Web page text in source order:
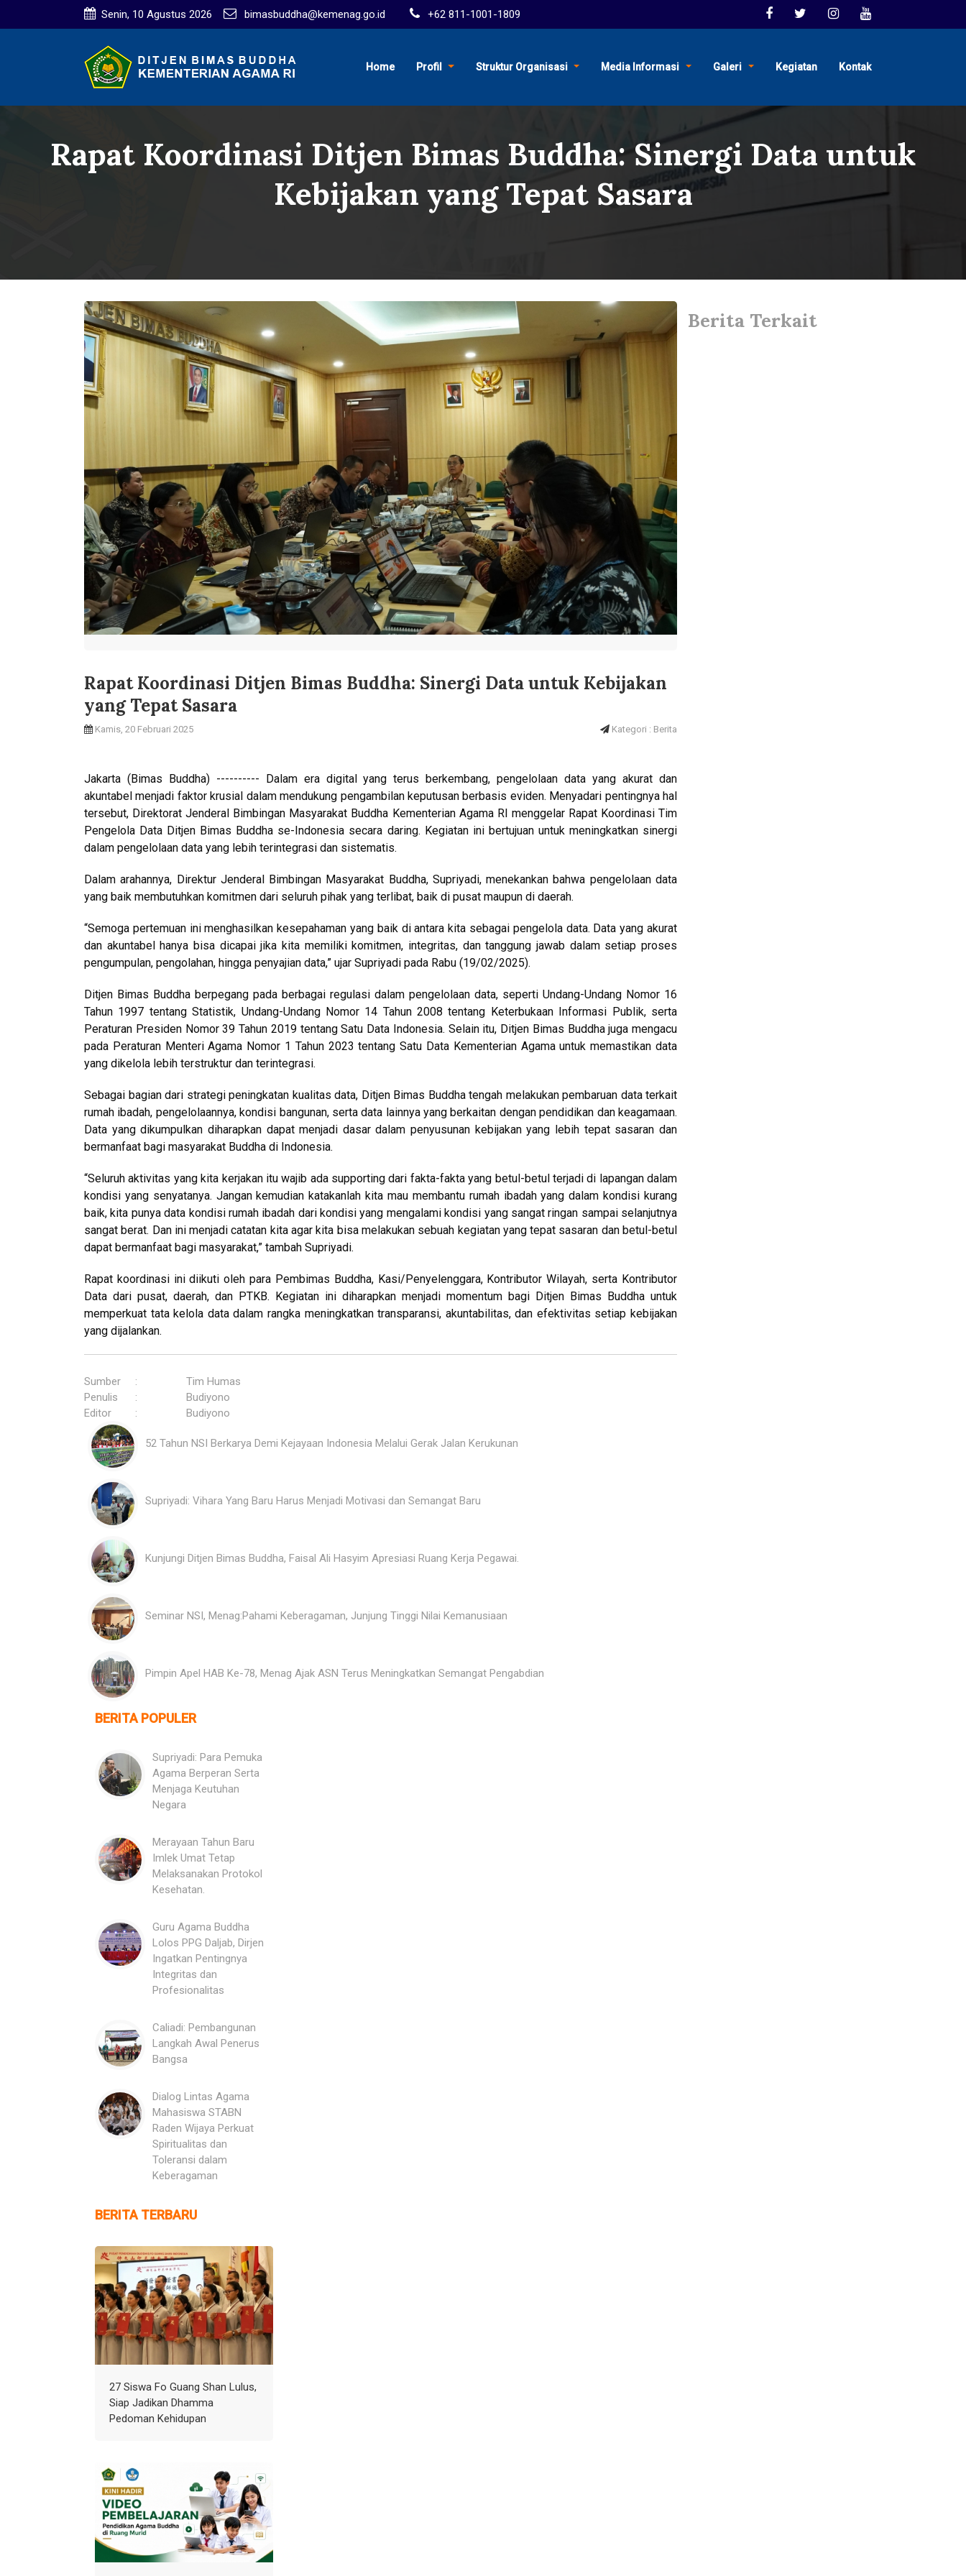
Senin, 10 Agustus 2026 bimasbuddha@kemenag.go.id +62 811-1001-1809
Home Profil Struktur Organisasi Media Informasi Galeri Kegiatan Kontak
Rapat Koordinasi Ditjen Bimas Buddha: Sinergi Data untuk
Kebijakan yang Tepat Sasara
Rapat Koordinasi Ditjen Bimas Buddha: Sinergi Data untuk Kebijakan
yang Tepat Sasara
Kamis, 20 Februari 2025 Kategori : Berita
Jakarta (Bimas Buddha) ---------- Dalam era digital yang terus berkembang, pengelolaan data yang akurat dan
akuntabel menjadi faktor krusial dalam mendukung pengambilan keputusan berbasis eviden. Menyadari pentingnya hal
tersebut, Direktorat Jenderal Bimbingan Masyarakat Buddha Kementerian Agama RI menggelar Rapat Koordinasi Tim
Pengelola Data Ditjen Bimas Buddha se-Indonesia secara daring. Kegiatan ini bertujuan untuk meningkatkan sinergi
dalam pengelolaan data yang lebih terintegrasi dan sistematis.
Dalam arahannya, Direktur Jenderal Bimbingan Masyarakat Buddha, Supriyadi, menekankan bahwa pengelolaan data
yang baik membutuhkan komitmen dari seluruh pihak yang terlibat, baik di pusat maupun di daerah.
“Semoga pertemuan ini menghasilkan kesepahaman yang baik di antara kita sebagai pengelola data. Data yang akurat
dan akuntabel hanya bisa dicapai jika kita memiliki komitmen, integritas, dan tanggung jawab dalam setiap proses
pengumpulan, pengolahan, hingga penyajian data,” ujar Supriyadi pada Rabu (19/02/2025).
Ditjen Bimas Buddha berpegang pada berbagai regulasi dalam pengelolaan data, seperti Undang-Undang Nomor 16
Tahun 1997 tentang Statistik, Undang-Undang Nomor 14 Tahun 2008 tentang Keterbukaan Informasi Publik, serta
Peraturan Presiden Nomor 39 Tahun 2019 tentang Satu Data Indonesia. Selain itu, Ditjen Bimas Buddha juga mengacu
pada Peraturan Menteri Agama Nomor 1 Tahun 2023 tentang Satu Data Kementerian Agama untuk memastikan data
yang dikelola lebih terstruktur dan terintegrasi.
Sebagai bagian dari strategi peningkatan kualitas data, Ditjen Bimas Buddha tengah melakukan pembaruan data terkait
rumah ibadah, pengelolaannya, kondisi bangunan, serta data lainnya yang berkaitan dengan pendidikan dan keagamaan.
Data yang dikumpulkan diharapkan dapat menjadi dasar dalam penyusunan kebijakan yang lebih tepat sasaran dan
bermanfaat bagi masyarakat Buddha di Indonesia.
“Seluruh aktivitas yang kita kerjakan itu wajib ada supporting dari fakta-fakta yang betul-betul terjadi di lapangan dalam
kondisi yang senyatanya. Jangan kemudian katakanlah kita mau membantu rumah ibadah yang dalam kondisi kurang
baik, kita punya data kondisi rumah ibadah dari kondisi yang mengalami kondisi yang sangat ringan sampai selanjutnya
sangat berat. Dan ini menjadi catatan kita agar kita bisa melakukan sebuah kegiatan yang tepat sasaran dan betul-betul
dapat bermanfaat bagi masyarakat,” tambah Supriyadi.
Rapat koordinasi ini diikuti oleh para Pembimas Buddha, Kasi/Penyelenggara, Kontributor Wilayah, serta Kontributor
Data dari pusat, daerah, dan PTKB. Kegiatan ini diharapkan menjadi momentum bagi Ditjen Bimas Buddha untuk
memperkuat tata kelola data dalam rangka meningkatkan transparansi, akuntabilitas, dan efektivitas setiap kebijakan
yang dijalankan.
Sumber :
Tim Humas
Penulis
:
Budiyono
Editor
: Budiyono
Berita Terkait
52 Tahun NSI Berkarya Demi Kejayaan Indonesia Melalui Gerak Jalan Kerukunan
Supriyadi: Vihara Yang Baru Harus Menjadi Motivasi dan Semangat Baru
Kunjungi Ditjen Bimas Buddha, Faisal Ali Hasyim Apresiasi Ruang Kerja Pegawai.
Seminar NSI, Menag:Pahami Keberagaman, Junjung Tinggi Nilai Kemanusiaan
Pimpin Apel HAB Ke-78, Menag Ajak ASN Terus Meningkatkan Semangat Pengabdian
BERITA POPULER
Supriyadi: Para Pemuka
Agama Berperan Serta
Menjaga Keutuhan
Negara
Merayaan Tahun Baru
Imlek Umat Tetap
Melaksanakan Protokol
Kesehatan.
Guru Agama Buddha
Lolos PPG Daljab, Dirjen
Ingatkan Pentingnya
Integritas dan
Profesionalitas
Caliadi: Pembangunan
Langkah Awal Penerus
Bangsa
Dialog Lintas Agama
Mahasiswa STABN
Raden Wijaya Perkuat
Spiritualitas dan
Toleransi dalam
Keberagaman
BERITA TERBARU
27 Siswa Fo Guang Shan Lulus,
Siap Jadikan Dhamma
Pedoman Kehidupan